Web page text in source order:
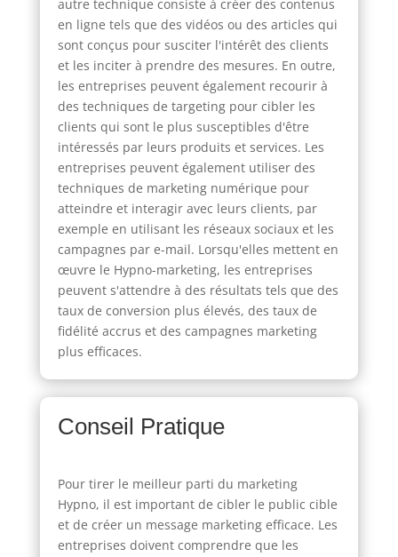
autre technique consiste à créer des contenus
en ligne tels que des vidéos ou des articles qui
sont conçus pour susciter l'intérêt des clients
et les inciter à prendre des mesures. En outre,
les entreprises peuvent également recourir à
des techniques de targeting pour cibler les
clients qui sont le plus susceptibles d'être
intéressés par leurs produits et services. Les
entreprises peuvent également utiliser des
techniques de marketing numérique pour
atteindre et interagir avec leurs clients, par
exemple en utilisant les réseaux sociaux et les
campagnes par e-mail. Lorsqu'elles mettent en
œuvre le Hypno-marketing, les entreprises
peuvent s'attendre à des résultats tels que des
taux de conversion plus élevés, des taux de
fidélité accrus et des campagnes marketing
plus efficaces.
Conseil Pratique
Pour tirer le meilleur parti du marketing
Hypno, il est important de cibler le public cible
et de créer un message marketing efficace. Les
entreprises doivent comprendre que les